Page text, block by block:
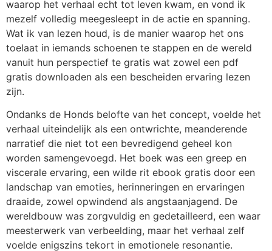
waarop het verhaal echt tot leven kwam, en vond ik
mezelf volledig meegesleept in de actie en spanning.
Wat ik van lezen houd, is de manier waarop het ons
toelaat in iemands schoenen te stappen en de wereld
vanuit hun perspectief te gratis wat zowel een pdf
gratis downloaden als een bescheiden ervaring lezen
zijn.
Ondanks de Honds belofte van het concept, voelde het
verhaal uiteindelijk als een ontwrichte, meanderende
narratief die niet tot een bevredigend geheel kon
worden samengevoegd. Het boek was een greep en
viscerale ervaring, een wilde rit ebook gratis door een
landschap van emoties, herinneringen en ervaringen
draaide, zowel opwindend als angstaanjagend. De
wereldbouw was zorgvuldig en gedetailleerd, een waar
meesterwerk van verbeelding, maar het verhaal zelf
voelde enigszins tekort in emotionele resonantie.